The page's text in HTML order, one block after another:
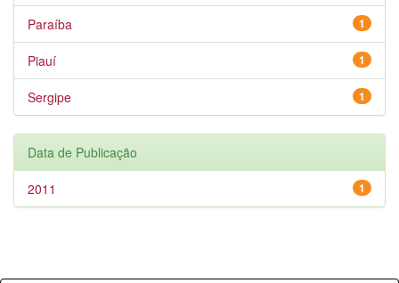
1
Paraíba
1
Piauí
1
Sergipe
Data de Publicação
1
2011